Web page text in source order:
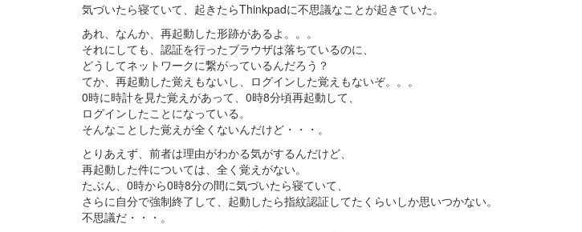
気づいたら寝ていて、起きたらThinkpadに不思議なことが起きていた。
あれ、なんか、再起動した形跡があるよ。。。
それにしても、認証を行ったブラウザは落ちているのに、
どうしてネットワークに繋がっているんだろう？
てか、再起動した覚えもないし、ログインした覚えもないぞ。。。
0時に時計を見た覚えがあって、0時8分頃再起動して、
ログインしたことになっている。
そんなことした覚えが全くないんだけど・・・。
とりあえず、前者は理由がわかる気がするんだけど、
再起動した件については、全く覚えがない。
たぶん、0時から0時8分の間に気づいたら寝ていて、
さらに自分で強制終了して、起動したら指紋認証してたくらいしか思いつかない。
不思議だ・・・。